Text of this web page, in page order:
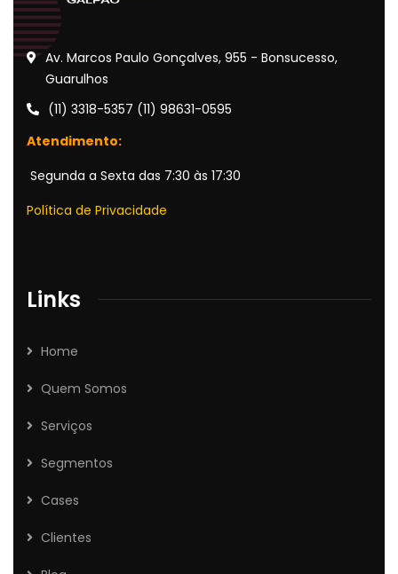
Av. Marcos Paulo Gonçalves, 955 - Bonsucesso,
Guarulhos
(11) 3318-5357 (11) 98631-0595
Atendimento:
Segunda a Sexta das 7:30 às 17:30
Política de Privacidade
Links
Home
Quem Somos
Serviços
Segmentos
Cases
Clientes